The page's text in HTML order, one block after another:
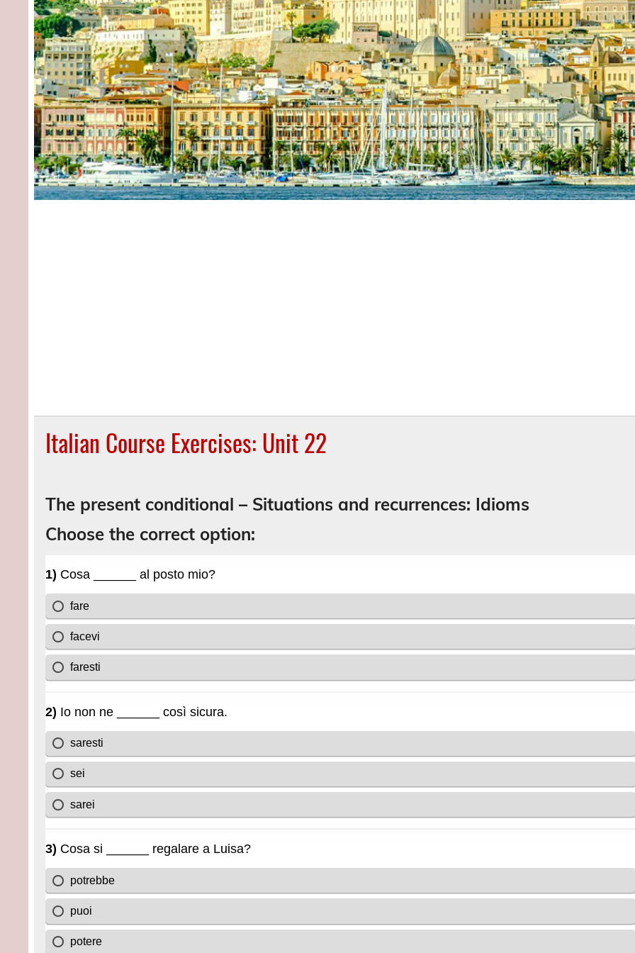
Italian Course Exercises: Unit 22
The present conditional – Situations and recurrences: Idioms
Choose the correct option: